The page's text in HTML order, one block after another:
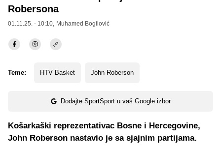
Robersona
01.11.25. - 10:10, Muhamed Bogilović
Teme: HTV Basket John Roberson
Dodajte SportSport u vaš Google izbor
Košarkaški reprezentativac Bosne i Hercegovine,
John Roberson nastavio je sa sjajnim partijama.